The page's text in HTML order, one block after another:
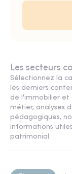
Les secteurs
Sélectionnez la
les derniers
de l'immobilier et
métier, analyses
pédagogiques,
informations
patrimonial.